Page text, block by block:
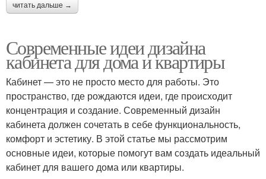
читать дальше →
Современные идеи дизайна
кабинета для дома и квартиры
Кабинет — это не просто место для работы. Это
пространство, где рождаются идеи, где происходит
концентрация и создание. Современный дизайн
кабинета должен сочетать в себе функциональность,
комфорт и эстетику. В этой статье мы рассмотрим
основные идеи, которые помогут вам создать идеальный
кабинет для вашего дома или квартиры.